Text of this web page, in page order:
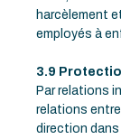
harcèlement
employés à
3.9
Par relations
relations
direction dans